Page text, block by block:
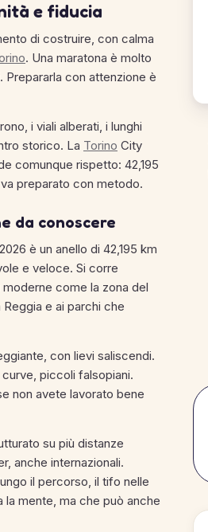
e fiducia
di costruire, con calma
. Una maratona è molto
Prepararla con attenzione è
i viali alberati, i lunghi
storico. La Torino City
comunque rispetto: 42,195
preparato con metodo.
da conoscere
è un anello di 42,195 km
e veloce. Si corre
come la zona del
e ai parchi che
con lievi saliscendi.
piccoli falsopiani.
non avete lavorato bene
su più distanze
anche internazionali.
il percorso, il tifo nelle
la mente, ma che può anche